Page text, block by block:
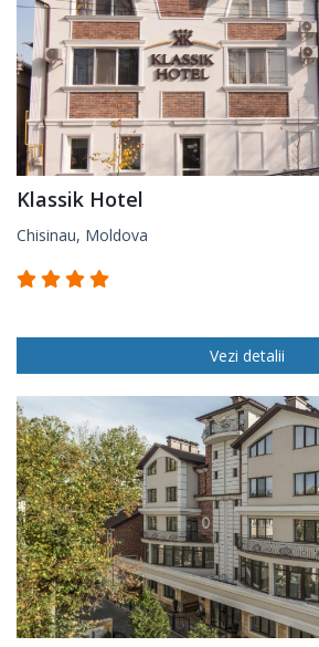
Klassik Hotel
Chisinau, Moldova
Vezi detalii